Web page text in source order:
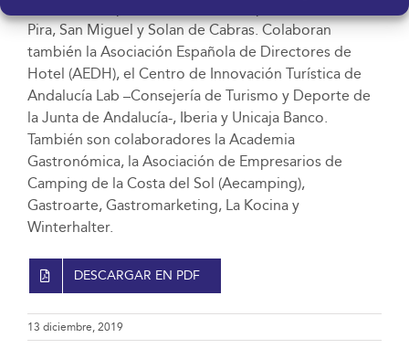
Pira, San Miguel y Solan de Cabras. Colaboran
también la Asociación Española de Directores de
Hotel (AEDH), el Centro de Innovación Turística de
Andalucía Lab –Consejería de Turismo y Deporte de
la Junta de Andalucía-, Iberia y Unicaja Banco.
También son colaboradores la Academia
Gastronómica, la Asociación de Empresarios de
Camping de la Costa del Sol (Aecamping),
Gastroarte, Gastromarketing, La Kocina y
Winterhalter.
DESCARGAR EN PDF
13 diciembre, 2019